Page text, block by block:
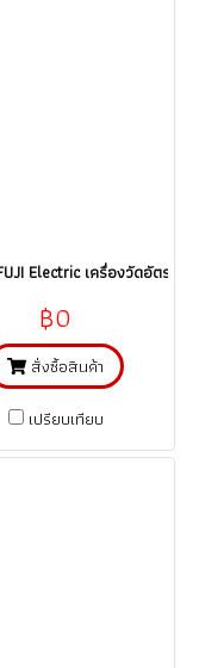
ลแบบอุลตร้าโซนิคชนิดรัดท่อ
Electric เครื่องวัดอัตรา
฿0
สั่งซื้อสินค้า
เปรียบเทียบ